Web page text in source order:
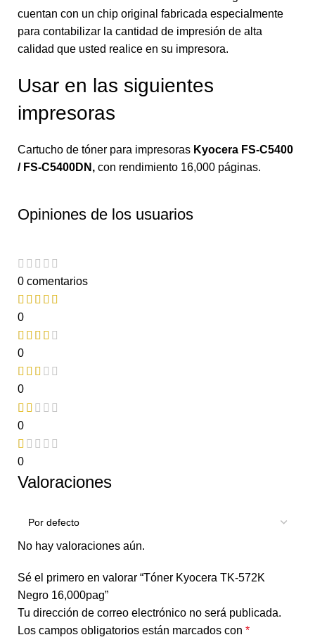
cuentan con un chip original fabricada especialmente
para contabilizar la cantidad de impresión de alta
calidad que usted realice en su impresora.
Usar en las siguientes
impresoras
Cartucho de tóner para impresoras Kyocera FS-C5400
/ FS-C5400DN , con rendimiento 16,000 páginas.
Opiniones de los usuarios
0 comentarios
0
0
0
0
0
Valoraciones
No hay valoraciones aún.
Sé el primero en valorar “Tóner Kyocera TK-572K
Negro 16,000pag”
Tu dirección de correo electrónico no será publicada.
Los campos obligatorios están marcados con *